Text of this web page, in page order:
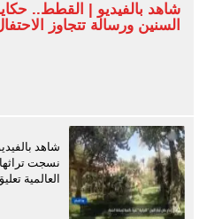
شاهد بالفيديو | القطط..
السنين ورسالة تتجاوز
شاهد
نسجت
العالمية